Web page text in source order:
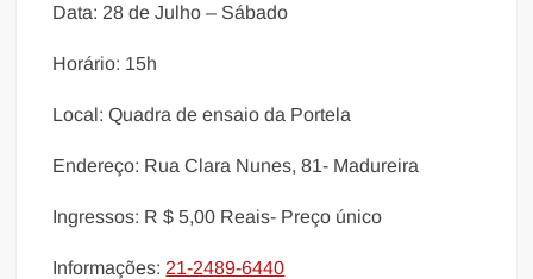
Data: 28 de Julho – Sábado
Horário: 15h
Local: Quadra de ensaio da Portela
Endereço: Rua Clara Nunes, 81- Madureira
Ingressos: R $ 5,00 Reais- Preço único
Informações: 21-2489-6440